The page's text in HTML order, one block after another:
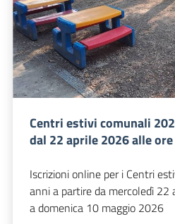
Centri estivi comunali
dal 22 aprile 2026 alle
Iscrizioni online per i Centri
anni a partire da mercoledì
a domenica 10 maggio 2026